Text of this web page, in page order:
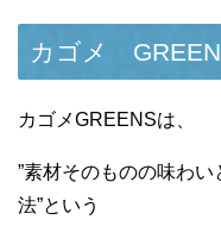
カゴメ
カゴメGREENSは、
”素材そのものの味わ
法”という